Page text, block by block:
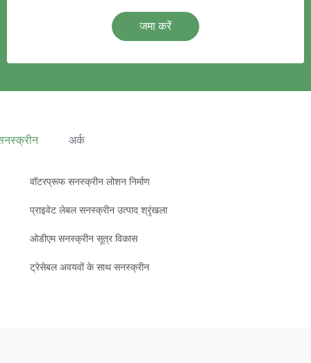
जमा करें
अर्क
वॉटरप्रूफ सनस्क्रीन लोशन निर्माण
प्राइवेट लेबल सनस्क्रीन उत्पाद श्रृंखला
ओडीएम सनस्क्रीन सूत्र विकास
ट्रेसेबल अवयवों के साथ सनस्क्रीन